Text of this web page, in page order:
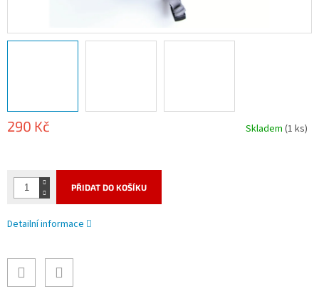
290 Kč Skladem(1 ks)
PŘIDAT DO KOŠÍKU
Detailní informace